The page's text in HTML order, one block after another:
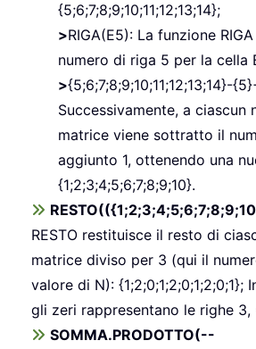
{5;6;7;8;9;10;11;12;13;14};
>RIGA(E5): La funzione
numero di riga 5 per la cella
>{5;6;7;8;9;10;11;12;13;14}-
Successivamente, a ciascun
matrice viene sottratto il
aggiunto 1, ottenendo una
{1;2;3;4;5;6;7;8;9;10}.
RESTO restituisce il resto di
matrice diviso per 3 (qui il
valore di N): {1;2;0;1;2;0;1;2;0;1};
gli zeri rappresentano le righe 3,
SOMMA.PRODOTTO(--